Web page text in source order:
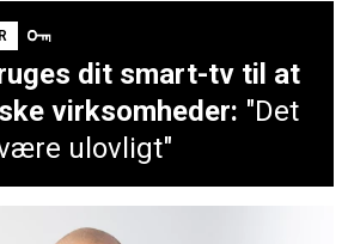
dit smart-tv til at
virksomheder: "Det
ulovligt"